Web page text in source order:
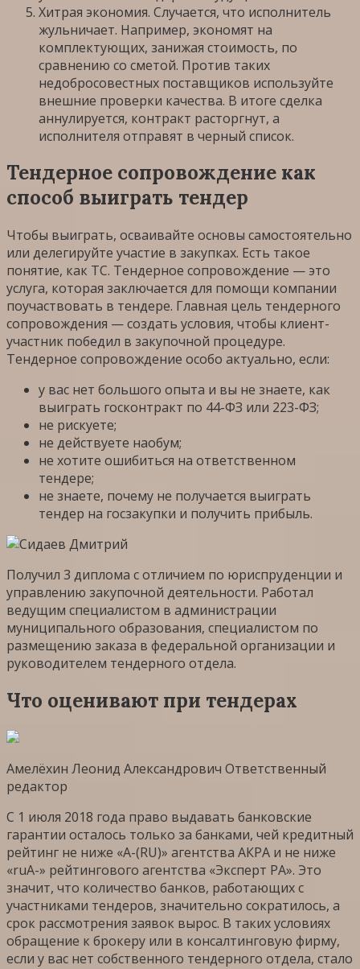
Хитрая экономия. Случается, что исполнитель
жульничает. Например, экономят на
комплектующих, занижая стоимость, по
сравнению со сметой. Против таких
недобросовестных поставщиков используйте
внешние проверки качества. В итоге сделка
аннулируется, контракт расторгнут, а
исполнителя отправят в черный список.
Тендерное сопровождение как
способ выиграть тендер
Чтобы выиграть, осваивайте основы самостоятельно
или делегируйте участие в закупках. Есть такое
понятие, как ТС. Тендерное сопровождение — это
услуга, которая заключается для помощи компании
поучаствовать в тендере. Главная цель тендерного
сопровождения — создать условия, чтобы клиент-
участник победил в закупочной процедуре.
Тендерное сопровождение особо актуально, если:
у вас нет большого опыта и вы не знаете, как
выиграть госконтракт по 44-ФЗ или 223-ФЗ;
не рискуете;
не действуете наобум;
не хотите ошибиться на ответственном
тендере;
не знаете, почему не получается выиграть
тендер на госзакупки и получить прибыль.
Получил 3 диплома с отличием по юриспруденции и
управлению закупочной деятельности. Работал
ведущим специалистом в администрации
муниципального образования, специалистом по
размещению заказа в федеральной организации и
руководителем тендерного отдела.
Что оценивают при тендерах
Амелёхин Леонид Александрович Ответственный
редактор
С 1 июля 2018 года право выдавать банковские
гарантии осталось только за банками, чей кредитный
рейтинг не ниже «А-(RU)» агентства АКРА и не ниже
«ruА-» рейтингового агентства «Эксперт РА». Это
значит, что количество банков, работающих с
участниками тендеров, значительно сократилось, а
срок рассмотрения заявок вырос. В таких условиях
обращение к брокеру или в консалтинговую фирму,
если у вас нет собственного тендерного отдела, стало